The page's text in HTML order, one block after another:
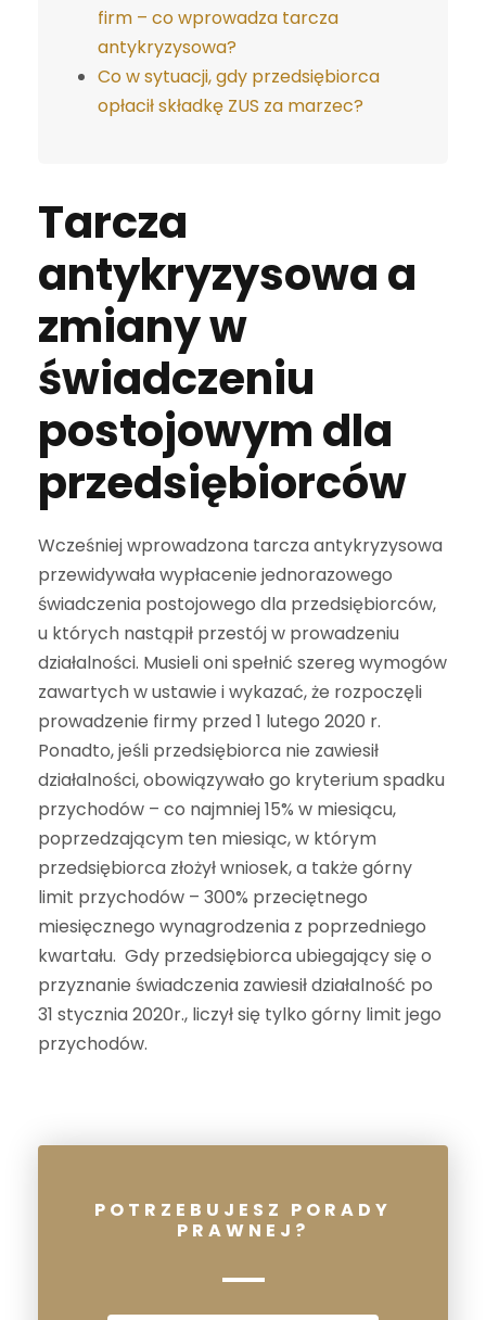
firm – co wprowadza tarcza
antykryzysowa?
Co w sytuacji, gdy przedsiębiorca
opłacił składkę ZUS za marzec?
Tarcza
antykryzysowa a
zmiany w
świadczeniu
postojowym dla
przedsiębiorców
Wcześniej wprowadzona tarcza antykryzysowa
przewidywała wypłacenie jednorazowego
świadczenia postojowego dla przedsiębiorców,
u których nastąpił przestój w prowadzeniu
działalności. Musieli oni spełnić szereg wymogów
zawartych w ustawie i wykazać, że rozpoczęli
prowadzenie firmy przed 1 lutego 2020 r.
Ponadto, jeśli przedsiębiorca nie zawiesił
działalności, obowiązywało go kryterium spadku
przychodów – co najmniej 15% w miesiącu,
poprzedzającym ten miesiąc, w którym
przedsiębiorca złożył wniosek, a także górny
limit przychodów – 300% przeciętnego
miesięcznego wynagrodzenia z poprzedniego
kwartału. Gdy przedsiębiorca ubiegający się o
przyznanie świadczenia zawiesił działalność po
31 stycznia 2020r., liczył się tylko górny limit jego
przychodów.
POTRZEBUJESZ PORADY
PRAWNEJ?